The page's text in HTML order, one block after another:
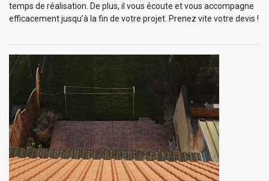
temps de réalisation. De plus, il vous écoute et vous accompagne
efficacement jusqu’à la fin de votre projet. Prenez vite votre devis !